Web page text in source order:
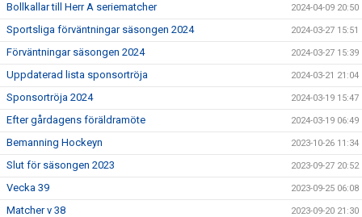
Bollkallar till Herr A seriematcher 2024-04-09 20:50
Sportsliga förväntningar säsongen 2024 2024-03-27 15:51
Förväntningar säsongen 2024 2024-03-27 15:39
Uppdaterad lista sponsortröja 2024-03-21 21:04
Sponsortröja 2024 2024-03-19 15:47
Efter gårdagens föräldramöte 2024-03-19 06:49
Bemanning Hockeyn 2023-10-26 11:34
Slut för säsongen 2023 2023-09-27 20:52
Vecka 39 2023-09-25 06:08
Matcher v 38 2023-09-20 21:30